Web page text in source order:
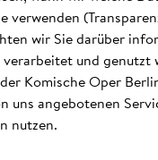
verwenden
wir Sie darüber
verarbeitet und genutzt
Komische Oper
uns angebotenen
nutzen.